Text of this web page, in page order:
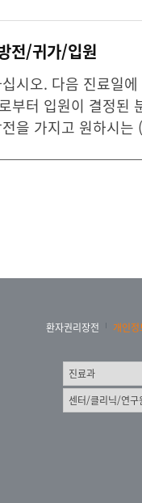
전/귀가/입원
시오. 다음 진료일
부터 입원이 결정된
을 가지고 원하시
환자권리장전 개인